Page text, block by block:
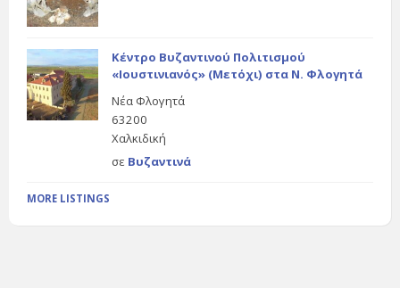
Κέντρο Βυζαντινού Πολιτισμού
«Ιουστινιανός» (Μετόχι) στα Ν. Φλογητά
Νέα Φλογητά
63200
Χαλκιδική
σε Βυζαντινά
MORE LISTINGS